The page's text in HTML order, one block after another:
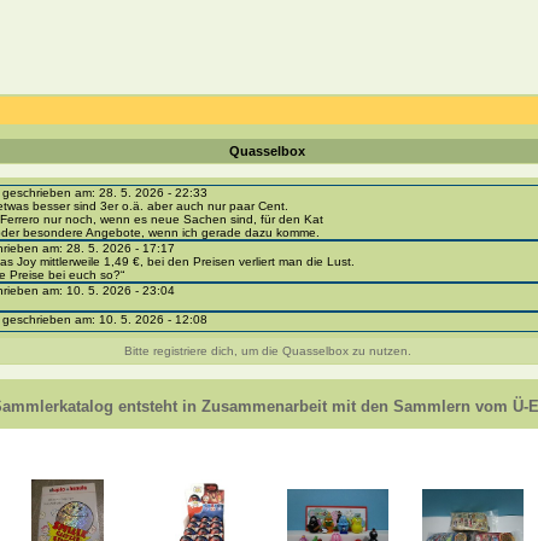
Quasselbox
am: 28. 5. 2026 - 22:33
besser sind 3er o.ä. aber auch nur paar Cent.
nur noch, wenn es neue Sachen sind, für den Kat
besondere Angebote, wenn ich gerade dazu komme.
am: 28. 5. 2026 - 17:17
Joy mittlerweile 1,49 €, bei den Preisen verliert man die Lust.
Preise bei euch so?“
am: 10. 5. 2026 - 23:04
am: 10. 5. 2026 - 12:08
portal-sammlerkatalog.de/categories.php?cat_id=1043
- BPZ obere Reihe
zur Strafe die nächsten 3 Monate keine Ü-Eier bekommen ;))
310, 318 und 326 habe ich keine BPZ
leider weggeworfen *grrrr* ;)
am: 29. 4. 2026 - 18:04
mir auch ein
am: 28. 4. 2026 - 21:01
Erinnerung ... oder?
Bitte registriere dich, um die Quasselbox zu nutzen.
entsteht in Zusammenarbeit mit den Sammlern vom Ü-